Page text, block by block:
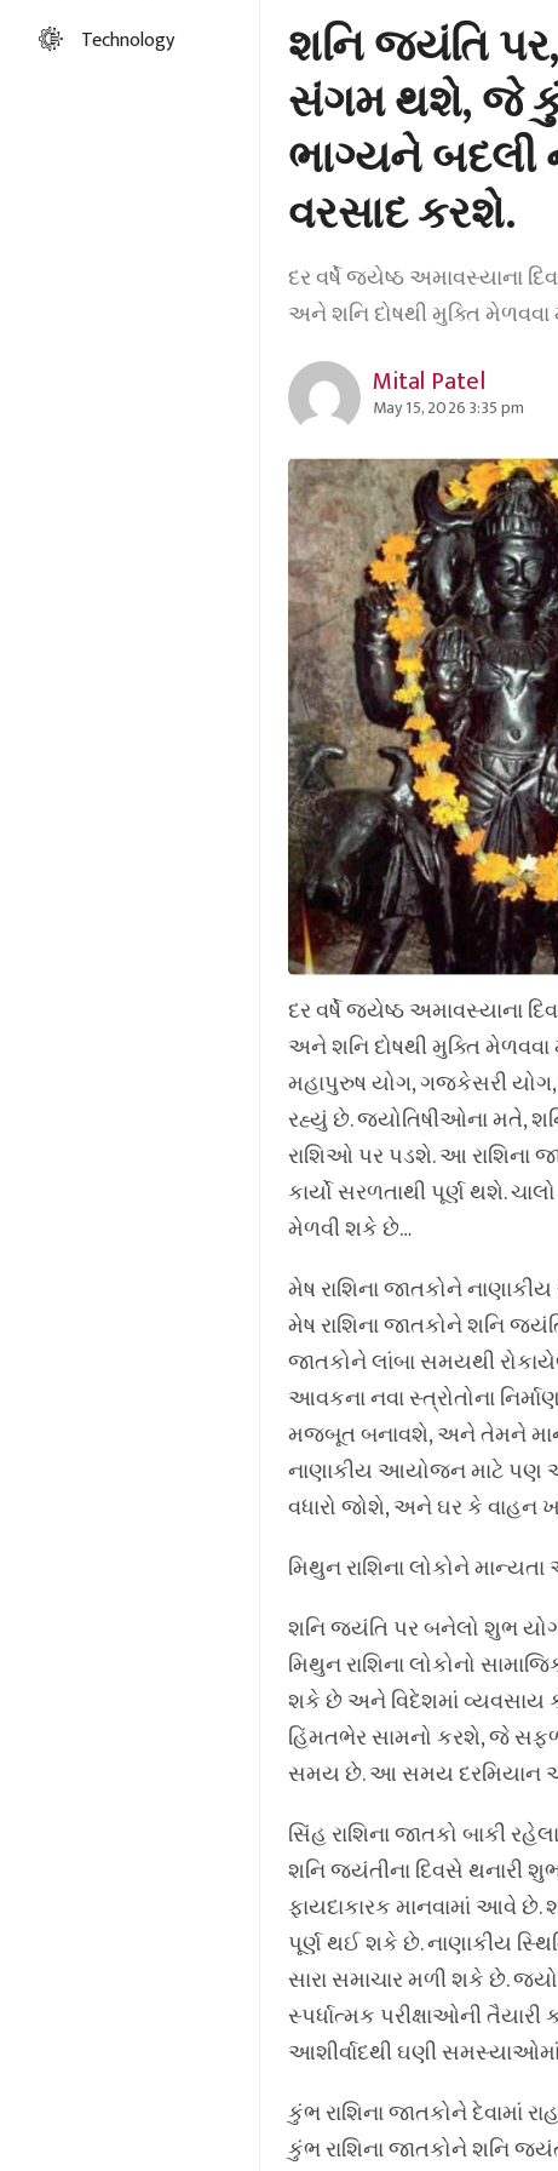
Technology
શનિ જયંતિ
સંગમ થશે, જે
ભાગ્યને બદલી
વરસાદ કરશે.
દર વર્ષે જ્યેષ્ઠ અમાવસ્યાના
અને શનિ દોષથી મુક્તિ મેળવવા
Mital Patel
May 15, 2026 3:35 pm
દર વર્ષે જ્યેષ્ઠ અમાવસ્યાના
અને શનિ દોષથી મુક્તિ મેળવવા
મહાપુરુષ યોગ, ગજકેસરી
રહ્યું છે. જ્યોતિષીઓના મતે,
રાશિઓ પર પડશે. આ રાશિના
કાર્યો સરળતાથી પૂર્ણ થશે.
મેળવી શકે છે…
મેષ રાશિના જાતકોને
મેષ રાશિના જાતકોને શનિ
જાતકોને લાંબા સમયથી
આવકના નવા સ્ત્રોતોના
મજબૂત બનાવશે, અને તેમને
નાણાકીય આયોજન માટે પણ આ
વધારો જોશે, અને ઘર કે વાહન
મિથુન રાશિના લોકોને
શનિ જયંતિ પર બનેલો શુભ યોગ
મિથુન રાશિના લોકોનો
શકે છે અને વિદેશમાં વ્યવસાય
હિંમતભેર સામનો કરશે, જે
સમય છે. આ સમય દરમિયાન
સિંહ રાશિના જાતકો બાકી
શનિ જયંતીના દિવસે થનારી
ફાયદાકારક માનવામાં આવે
પૂર્ણ થઈ શકે છે. નાણાકીય
સારા સમાચાર મળી શકે છે.
સ્પર્ધાત્મક પરીક્ષાઓની
આશીર્વાદથી ઘણી
કુંભ રાશિના જાતકોને દેવામાં
કુંભ રાશિના જાતકોને શનિ